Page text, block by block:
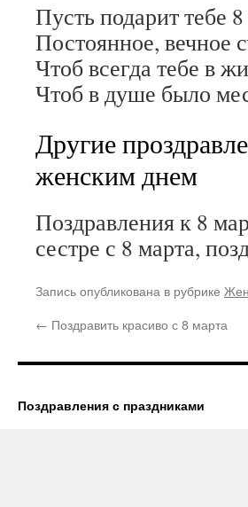
Пусть подарит тебе
Постоянное, вечное
Чтоб всегда тебе в
Чтоб в душе было
Другие
женским днем
Поздравления к 8
сестре с 8 марта,
Запись опубликована в рубрике
← Поздравить красиво с 8 марта
Поздравления с праздниками